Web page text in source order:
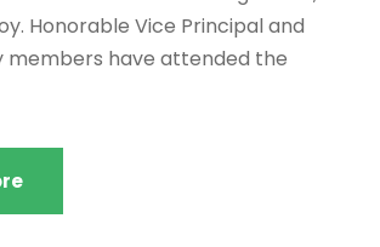
Honorable Vice Principal and
have attended the